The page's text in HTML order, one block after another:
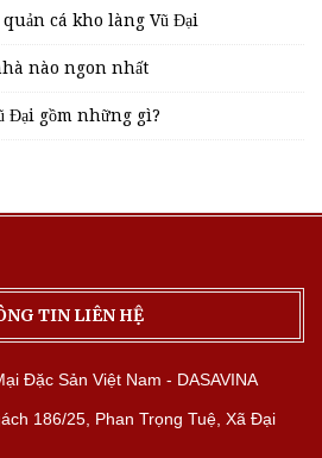
quản cá kho làng Vũ Đại
nào ngon nhất
Đại gồm những gì?
TIN LIÊN HỆ
Đặc Sản Việt Nam - DASAVINA
186/25, Phan Trọng Tuệ, Xã Đại